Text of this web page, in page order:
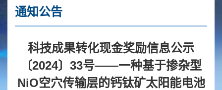
通知公告
科技成果转化现金奖励信息公示
〔2024〕33号——一种基于掺杂型
NiO空穴传输层的钙钛矿太阳能电池